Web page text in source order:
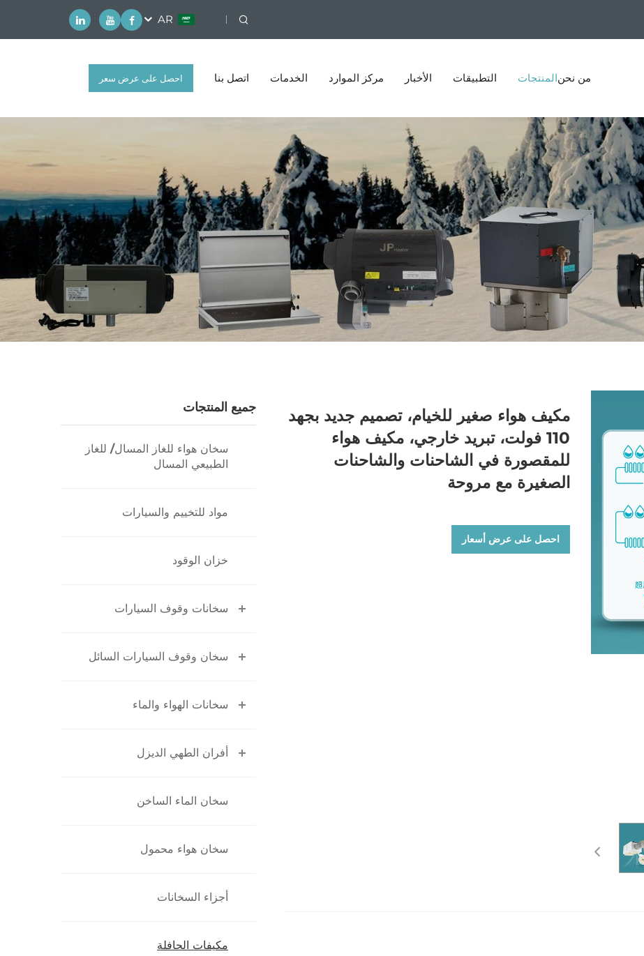
AR
من نحنالمنتجات التطبيقات الأخبار مركز الموارد الخدمات اتصل بنا احصل على عرض سعر
جميع المنتجات
سخان هواء للغاز المسال/ للغاز
الطبيعي المسال
مواد للتخييم والسيارات
خزان الوقود
سخانات وقوف السيارات
سخان وقوف السيارات السائل
سخانات الهواء والماء
أفران الطهي الديزل
سخان الماء الساخن
سخان هواء محمول
أجزاء السخانات
مكيفات الحافلة
مكيف هواء صغير للخيام، تصميم جديد بجهد
110 فولت، تبريد خارجي، مكيف هواء
للمقصورة في الشاحنات والشاحنات
الصغيرة مع مروحة
احصل على عرض أسعار